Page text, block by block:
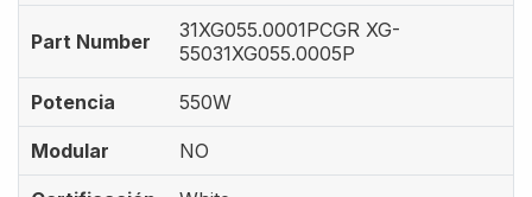
Part Number
31XG055.0001PCGR XG-
55031XG055.0005P
Potencia 550W
Modular NO